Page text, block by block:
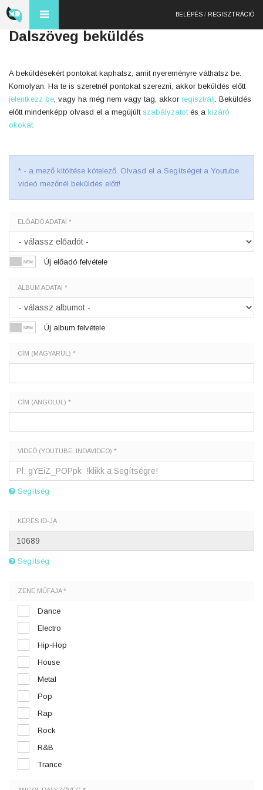
BELÉPÉS / REGISZTRÁCIÓ
Dalszöveg beküldés
A beküldésekért pontokat kaphatsz, amit nyereményre váthatsz be.
Komolyan. Ha te is szeretnél pontokat szerezni, akkor beküldés előtt
jelentkezz be, vagy ha még nem vagy tag, akkor regisztrálj. Beküldés
előtt mindenképp olvasd el a megújúlt szabályzatotés a kizáró
okokat.
* - a mező kitöltése kötelező. Olvasd el a Segítséget a Youtube
videó mezőnél beküldés előtt!
ELŐADÓ ADATAI *
Új előadó felvétele
ALBUM ADATAI *
Új album felvétele
CÍM (MAGYARUL) *
CÍM (ANGOLUL) *
VIDEÓ (YOUTUBE, INDAVIDEO) *
Segítség
KÉRÉS ID-JA
Segítség
ZENE MŰFAJA *
Dance
Electro
Hip-Hop
House
Metal
Pop
Rap
Rock
R&B
Trance